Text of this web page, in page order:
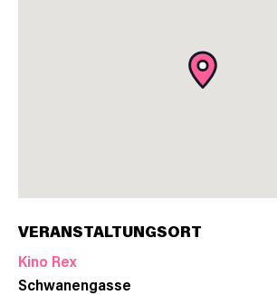
VERANSTALTUNGSORT
Kino Rex
Schwanengasse